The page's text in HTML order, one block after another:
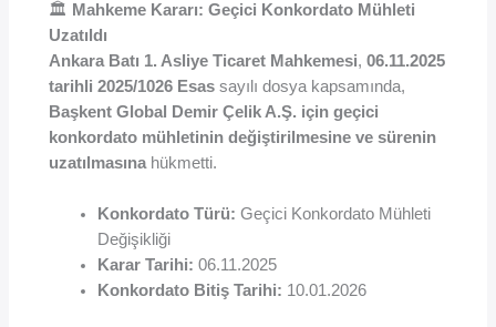
🏛️ Mahkeme Kararı: Geçici Konkordato Mühleti
Uzatıldı
Ankara Batı 1. Asliye Ticaret Mahkemesi,06.11.2025
tarihli 2025/1026 Esas sayılı dosya kapsamında,
Başkent Global Demir Çelik A.Ş. için geçici
konkordato mühletinin değiştirilmesine ve sürenin
uzatılmasına hükmetti.
Konkordato Türü: Geçici Konkordato Mühleti
Değişikliği
Karar Tarihi: 06.11.2025
Konkordato Bitiş Tarihi: 10.01.2026